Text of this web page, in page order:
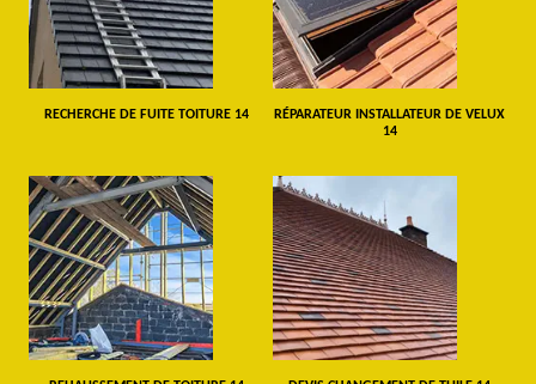
RECHERCHE DE FUITE TOITURE 14
RÉPARATEUR INSTALLATEUR DE VELUX
14